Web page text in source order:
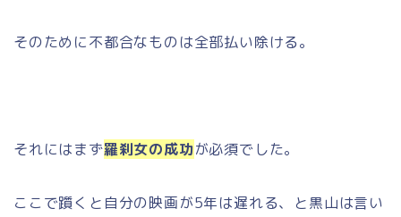
そのために不都合なものは全部払い除ける。
それにはまず羅刹女の成功が必須でした。
ここで躓くと自分の映画が5年は遅れる、と黒山は言い